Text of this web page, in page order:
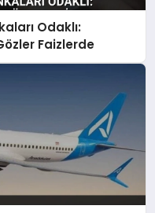
Odaklı:
Faizlerde